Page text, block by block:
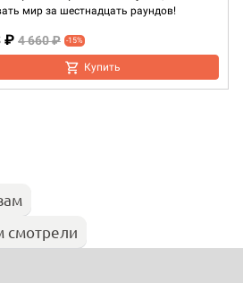
мир за шестнадцать раундов!
₽ 4 660 ₽ -15%
Купить
смотрели